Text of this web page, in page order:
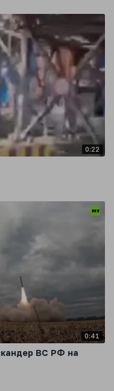
0:22
0:41
ВС РФ на